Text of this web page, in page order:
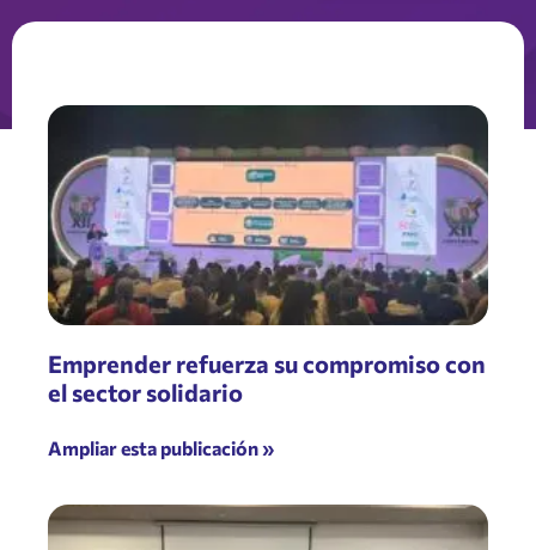
Emprender refuerza su compromiso con
el sector solidario
Ampliar esta publicación »